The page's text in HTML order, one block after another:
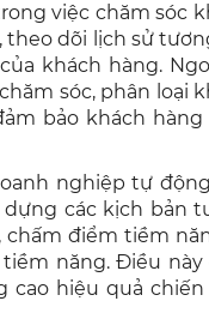
việc chăm sóc
dõi lịch sử
khách hàng.
sóc, phân loại
bảo khách hàng
nghiệp tự
các kịch bản
điểm tiềm
năng. Điều này
cao hiệu quả chiến